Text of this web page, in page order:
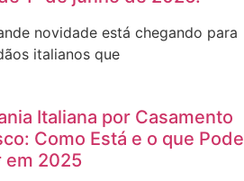
novidade está chegando para
italianos que
Italiana por Casamento
Como Está e o que Pode
em 2025